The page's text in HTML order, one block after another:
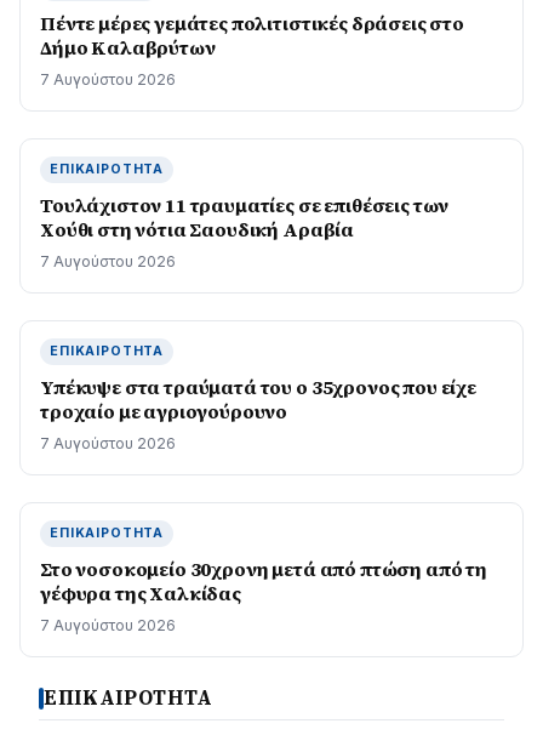
Πέντε μέρες γεμάτες πολιτιστικές δράσεις στο
Δήμο Καλαβρύτων
7 Αυγούστου 2026
ΕΠΙΚΑΙΡΌΤΗΤΑ
Τουλάχιστον 11 τραυματίες σε επιθέσεις των
Χούθι στη νότια Σαουδική Αραβία
7 Αυγούστου 2026
ΕΠΙΚΑΙΡΌΤΗΤΑ
Υπέκυψε στα τραύματά του ο 35χρονος που είχε
τροχαίο με αγριογούρουνο
7 Αυγούστου 2026
ΕΠΙΚΑΙΡΌΤΗΤΑ
Στο νοσοκομείο 30χρονη μετά από πτώση από τη
γέφυρα της Χαλκίδας
7 Αυγούστου 2026
ΕΠΙΚΑΙΡΟΤΗΤΑ